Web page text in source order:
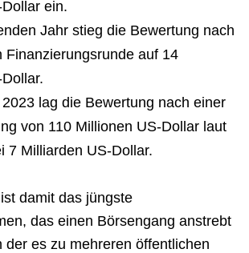
ein.
Jahr stieg die Bewertung nach
Finanzierungsrunde auf 14
lag die Bewertung nach einer
von 110 Millionen US-Dollar laut
7 Milliarden US-Dollar.
damit das jüngste
das einen Börsengang anstrebt
der es zu mehreren öffentlichen